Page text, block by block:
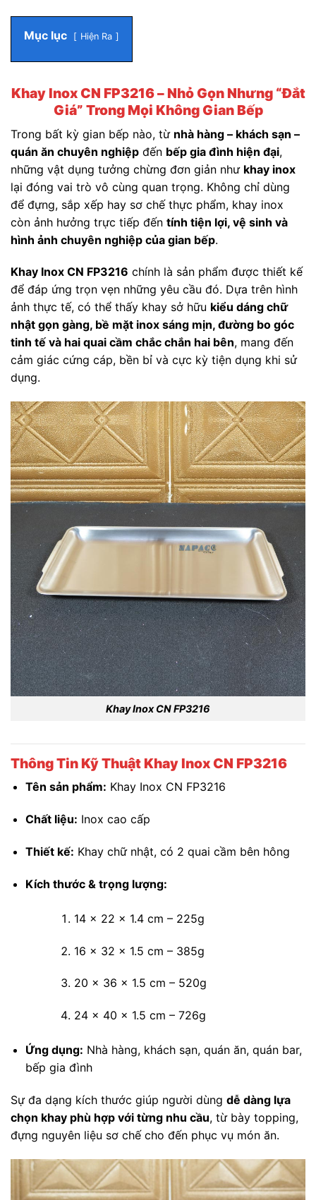
Mục lục Hiện Ra
Khay Inox CN FP3216 – Nhỏ Gọn Nhưng “Đắt
Giá” Trong Mọi Không Gian Bếp
Trong bất kỳ gian bếp nào, từ nhà hàng – khách sạn –
quán ăn chuyên nghiệp đến bếp gia đình hiện đại,
những vật dụng tưởng chừng đơn giản như khay inox
lại đóng vai trò vô cùng quan trọng. Không chỉ dùng
để đựng, sắp xếp hay sơ chế thực phẩm, khay inox
còn ảnh hưởng trực tiếp đến tính tiện lợi, vệ sinh và
hình ảnh chuyên nghiệp của gian bếp.
Khay Inox CN FP3216 chính là sản phẩm được thiết kế
để đáp ứng trọn vẹn những yêu cầu đó. Dựa trên hình
ảnh thực tế, có thể thấy khay sở hữu kiểu dáng chữ
nhật gọn gàng, bề mặt inox sáng mịn, đường bo góc
tinh tế và hai quai cầm chắc chắn hai bên, mang đến
cảm giác cứng cáp, bền bỉ và cực kỳ tiện dụng khi sử
dụng.
Khay Inox CN FP3216
Thông Tin Kỹ Thuật Khay Inox CN FP3216
Tên sản phẩm: Khay Inox CN FP3216
Chất liệu: Inox cao cấp
Thiết kế: Khay chữ nhật, có 2 quai cầm bên hông
Kích thước & trọng lượng:
14 × 22 × 1.4 cm – 225g
16 × 32 × 1.5 cm – 385g
20 × 36 × 1.5 cm – 520g
24 × 40 × 1.5 cm – 726g
Ứng dụng: Nhà hàng, khách sạn, quán ăn, quán bar,
bếp gia đình
Sự đa dạng kích thước giúp người dùng dễ dàng lựa
chọn khay phù hợp với từng nhu cầu, từ bày topping,
đựng nguyên liệu sơ chế cho đến phục vụ món ăn.